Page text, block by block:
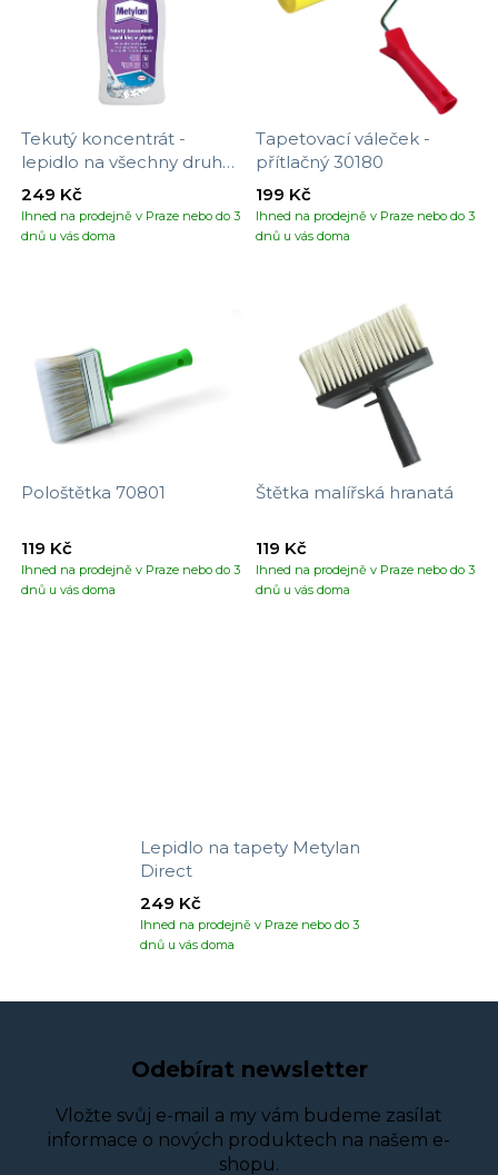
Tekutý koncentrát -
lepidlo na všechny druhy
tapet
Ihned na prodejně v Praze nebo do 3
dnů u vás doma
249 Kč
Tapetovací váleček -
přítlačný 30180
Ihned na prodejně v Praze nebo do 3
dnů u vás doma
199 Kč
Pološtětka 70801
Ihned na prodejně v Praze nebo do 3
dnů u vás doma
119 Kč
Štětka malířská hranatá
Ihned na prodejně v Praze nebo do 3
dnů u vás doma
119 Kč
Lepidlo na tapety Metylan
Direct
Ihned na prodejně v Praze nebo do 3
dnů u vás doma
249 Kč
Odebírat newsletter
Vložte svůj e-mail a my vám budeme zasílat
informace o nových produktech na našem e-
shopu.